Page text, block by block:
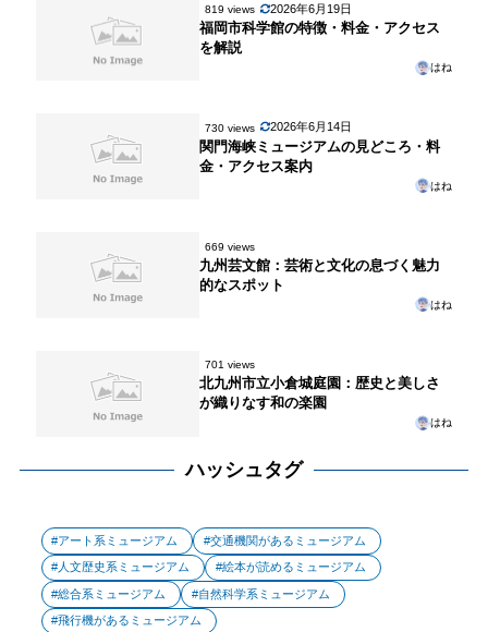
819 views 2026年6月19日
福岡市科学館の特徴・料金・アクセス
を解説
はね
730 views 2026年6月14日
関門海峡ミュージアムの見どころ・料
金・アクセス案内
はね
669 views
九州芸文館：芸術と文化の息づく魅力
的なスポット
はね
701 views
北九州市立小倉城庭園：歴史と美しさ
が織りなす和の楽園
はね
ハッシュタグ
アート系ミュージアム 交通機関があるミュージアム
人文歴史系ミュージアム 絵本が読めるミュージアム
総合系ミュージアム 自然科学系ミュージアム
飛行機があるミュージアム